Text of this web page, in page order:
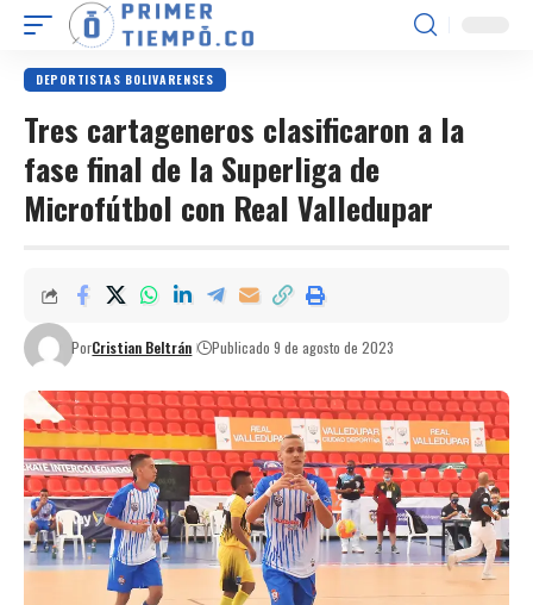
DEPORTISTAS BOLIVARENSES
Tres cartageneros clasificaron a la
fase final de la Superliga de
Microfútbol con Real Valledupar
PorCristian Beltrán Publicado 9 de agosto de 2023